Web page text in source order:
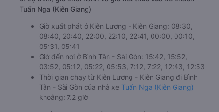
Tuấn Nga (Kiên Giang)
Giờ xuất phát ở Kiên Lương - Kiên Giang: 08:30,
08:40, 20:40, 22:00, 22:10, 22:41, 00:00, 00:10,
05:31, 05:41
Giờ đến nơi ở Bình Tân - Sài Gòn: 15:42, 15:52,
03:52, 05:12, 05:22, 05:53, 7:12, 7:22, 12:43, 12:53
Thời gian chạy từ Kiên Lương - Kiên Giang đi Bình
Tân - Sài Gòn của nhà xe Tuấn Nga (Kiên Giang)
khoảng: 7.2 giờ